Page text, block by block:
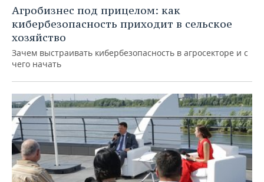
Агробизнес под прицелом: как
кибербезопасность приходит в сельское
хозяйство
Зачем выстраивать кибербезопасность в агросекторе и с
чего начать